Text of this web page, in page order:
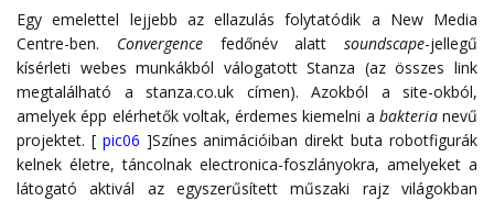
Egy emelettel lejjebb az ellazulás folytatódik a New Media
Centre-ben. Convergence fedőnév alatt soundscape-jellegű
kísérleti webes munkákból válogatott Stanza (az összes link
megtalálható a stanza.co.uk címen). Azokból a site-okból,
amelyek épp elérhetők voltak, érdemes kiemelni a bakteria nevű
projektet. [ pic06 ]Színes animációiban direkt buta robotfigurák
kelnek életre, táncolnak electronica-foszlányokra, amelyeket a
látogató aktivál az egyszerűsített műszaki rajz világokban